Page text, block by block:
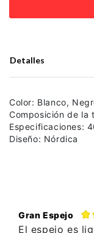
Detalles
Color: Blanco,
Composición de la
Especificaciones:
Diseño: Nórdica
Gran Espejo
El espejo es